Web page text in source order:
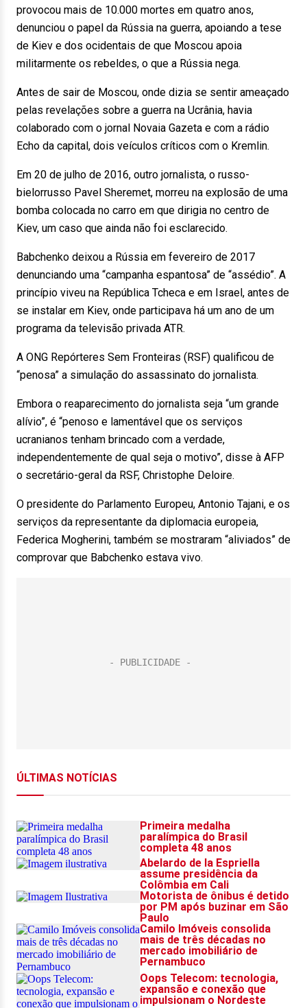
provocou mais de 10.000 mortes em quatro anos,
denunciou o papel da Rússia na guerra, apoiando a tese
de Kiev e dos ocidentais de que Moscou apoia
militarmente os rebeldes, o que a Rússia nega.
Antes de sair de Moscou, onde dizia se sentir ameaçado
pelas revelações sobre a guerra na Ucrânia, havia
colaborado com o jornal Novaia Gazeta e com a rádio
Echo da capital, dois veículos críticos com o Kremlin.
Em 20 de julho de 2016, outro jornalista, o russo-
bielorrusso Pavel Sheremet, morreu na explosão de uma
bomba colocada no carro em que dirigia no centro de
Kiev, um caso que ainda não foi esclarecido.
Babchenko deixou a Rússia em fevereiro de 2017
denunciando uma “campanha espantosa” de “assédio”. A
princípio viveu na República Tcheca e em Israel, antes de
se instalar em Kiev, onde participava há um ano de um
programa da televisão privada ATR.
A ONG Repórteres Sem Fronteiras (RSF) qualificou de
“penosa” a simulação do assassinato do jornalista.
Embora o reaparecimento do jornalista seja “um grande
alívio”, é “penoso e lamentável que os serviços
ucranianos tenham brincado com a verdade,
independentemente de qual seja o motivo”, disse à AFP
o secretário-geral da RSF, Christophe Deloire.
O presidente do Parlamento Europeu, Antonio Tajani, e os
serviços da representante da diplomacia europeia,
Federica Mogherini, também se mostraram “aliviados” de
comprovar que Babchenko estava vivo.